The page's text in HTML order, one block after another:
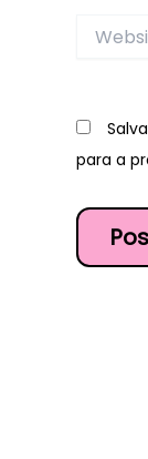
Website
para a